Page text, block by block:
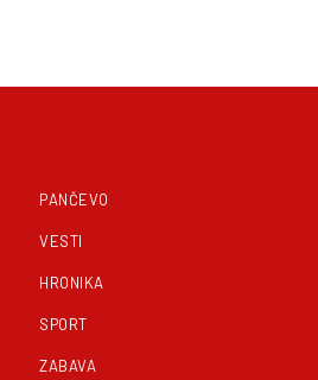
PANČEVO
VESTI
HRONIKA
SPORT
ZABAVA